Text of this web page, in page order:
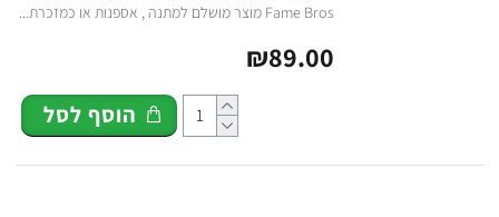
Fame Bros מוצר מושלם למתנה , אספנות או כמזכרת...
₪89.00
הוסף לסל